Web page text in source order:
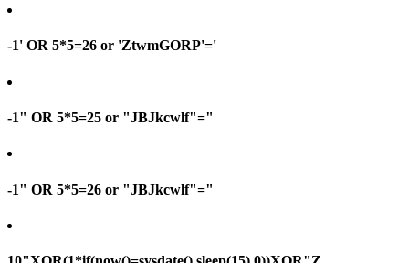
-1' OR 5*5=26 or 'ZtwmGORP'='
-1" OR 5*5=25 or "JBJkcwlf"="
-1" OR 5*5=26 or "JBJkcwlf"="